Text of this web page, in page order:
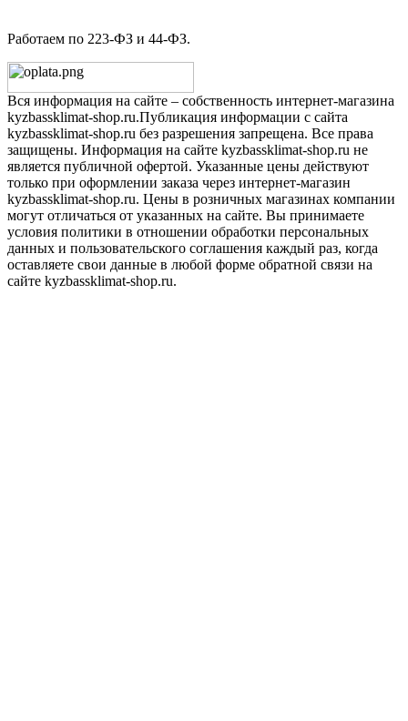
Работаем по 223-ФЗ и 44-ФЗ.
Вся информация на сайте – собственность интернет-магазина
kyzbassklimat-shop.ru.Публикация информации с сайта
kyzbassklimat-shop.ru без разрешения запрещена. Все права
защищены. Информация на сайте kyzbassklimat-shop.ru не
является публичной офертой. Указанные цены действуют
только при оформлении заказа через интернет-магазин
kyzbassklimat-shop.ru. Цены в розничных магазинах компании
могут отличаться от указанных на сайте. Вы принимаете
условия политики в отношении обработки персональных
данных и пользовательского соглашения каждый раз, когда
оставляете свои данные в любой форме обратной связи на
сайте kyzbassklimat-shop.ru.